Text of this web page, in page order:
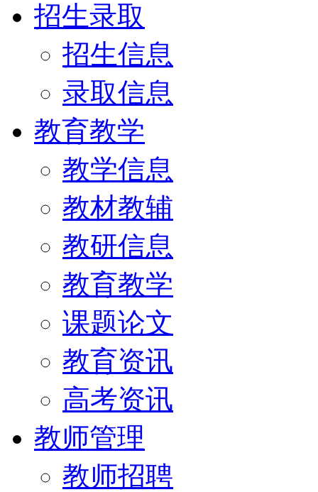
招生录取
招生信息
录取信息
教育教学
教学信息
教材教辅
教研信息
教育教学
课题论文
教育资讯
高考资讯
教师管理
教师招聘